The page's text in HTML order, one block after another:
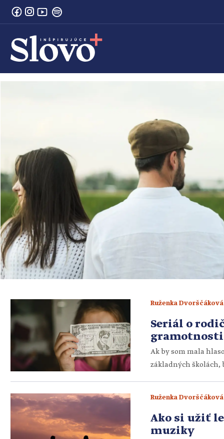
Seriál o
Ruženka Dvorščáková
Ak by som mala
základných školách,
v závislosti od toho,
Ako si užiť
muziky
Ruženka Dvorščáková